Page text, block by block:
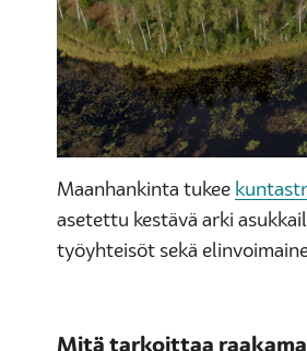
Maanhankinta tukee
asetettu kestävä arki
työyhteisöt sekä
Mitä tarkoittaa